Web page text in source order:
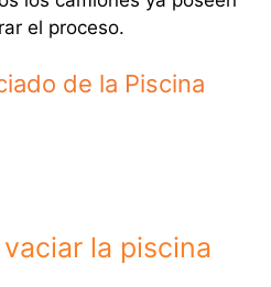
el proceso.
de la Piscina
la piscina